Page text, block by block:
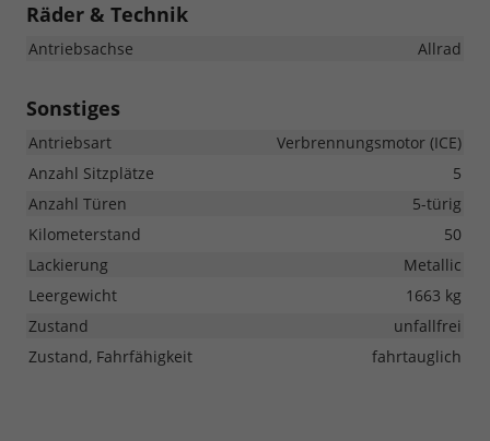
Räder & Technik
Antriebsachse Allrad
Sonstiges
Antriebsart
Verbrennungsmotor (ICE)
Anzahl Sitzplätze
5
Anzahl Türen
5-türig
Kilometerstand
50
Lackierung
Metallic
Leergewicht
1663 kg
Zustand
unfallfrei
Zustand, Fahrfähigkeit
fahrtauglich